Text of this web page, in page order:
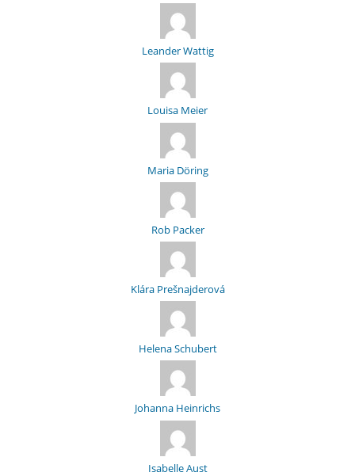
Leander Wattig
Louisa Meier
Maria Döring
Rob Packer
Klára Prešnajderová
Helena Schubert
Johanna Heinrichs
Isabelle Aust